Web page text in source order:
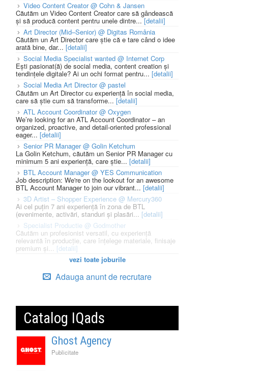
Video Content Creator @ Cohn & Jansen
Căutăm un Video Content Creator care să gândească
și să producă content pentru unele dintre... [detalii]
Art Director (Mid–Senior) @ Digitas România
Căutăm un Art Director care știe că e tare când o idee
arată bine, dar... [detalii]
Social Media Specialist wanted @ Internet Corp
Ești pasionat(ă) de social media, content creation și
tendințele digitale? Ai un ochi format pentru... [detalii]
Social Media Art Director @ pastel
Căutăm un Art Director cu experiență în social media,
care să știe cum să transforme... [detalii]
ATL Account Coordinator @ Oxygen
We’re looking for an ATL Account Coordinator – an
organized, proactive, and detail-oriented professional
eager... [detalii]
Senior PR Manager @ Golin Ketchum
La Golin Ketchum, căutăm un Senior PR Manager cu
minimum 5 ani experiență, care știe... [detalii]
BTL Account Manager @ YES Communication
Job description: We're on the lookout for an awesome
BTL Account Manager to join our vibrant... [detalii]
3D Artist – Shopper Experience @ Mercury360
Ai cel puțin 7 ani experiență în zona de BTL
(evenimente, activări, standuri și plasări... [detalii]
Specialist Productie @ Godmother
Căutăm un profesionist versatil, cu experiență
relevantă în producție, care înțelege materiale, finisaje
premium și... [detalii]
vezi toate joburile
Adauga anunt de recrutare
Catalog IQads
Ghost Agency
Publicitate